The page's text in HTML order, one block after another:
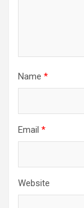
Name *
Email *
Website